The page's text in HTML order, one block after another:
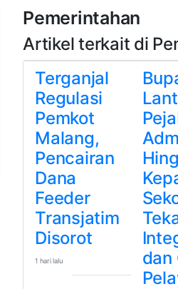
Pemerintahan
Artikel terkait di
Terganjal
Regulasi
Pemkot
Malang,
Pencairan
Dana
Feeder
Transjatim
Disorot
1 hari lalu
dan